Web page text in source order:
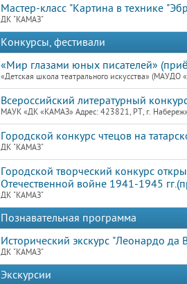
Мастер-класс "Картина в технике
ДК "КАМАЗ"
Конкурсы, фестивали
«Мир глазами юных писателей»
«Детская школа театрального искусства»
Всероссийский литературный
МАУК «ДК «КАМАЗ» Адрес: 423821, РТ, г.
Городской конкурс чтецов на
ДК "КАМАЗ"
Городской творческий конкурс
Отечественной войне 1941-1945
ДК "КАМАЗ"
Познавательная программа
Исторический экскурс "Леонардо да
ДК "КАМАЗ"
Экскурсии